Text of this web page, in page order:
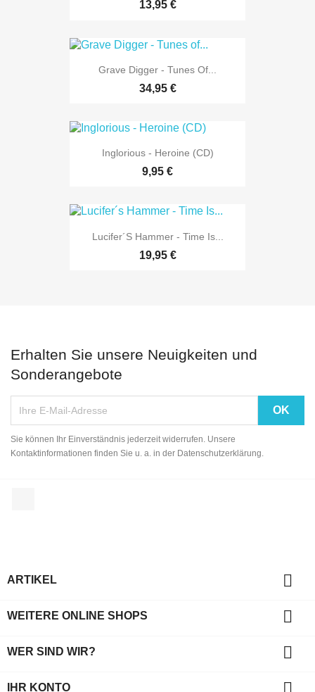
13,95 €
Grave Digger - Tunes Of...
34,95 €
Inglorious - Heroine (CD)
9,95 €
Lucifer´s Hammer - Time Is...
19,95 €
Erhalten Sie unsere Neuigkeiten und
Sonderangebote
Sie können Ihr Einverständnis jederzeit widerrufen. Unsere
Kontaktinformationen finden Sie u. a. in der Datenschutzerklärung.
ARTIKEL 
WEITERE ONLINE SHOPS 
WER SIND WIR? 
IHR KONTO 